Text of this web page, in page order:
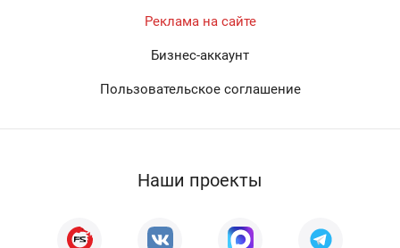
Реклама на сайте
Бизнес-аккаунт
Пользовательское соглашение
Наши проекты